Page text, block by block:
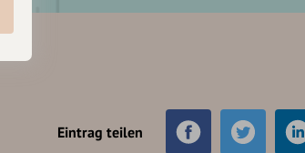
Eintrag teilen